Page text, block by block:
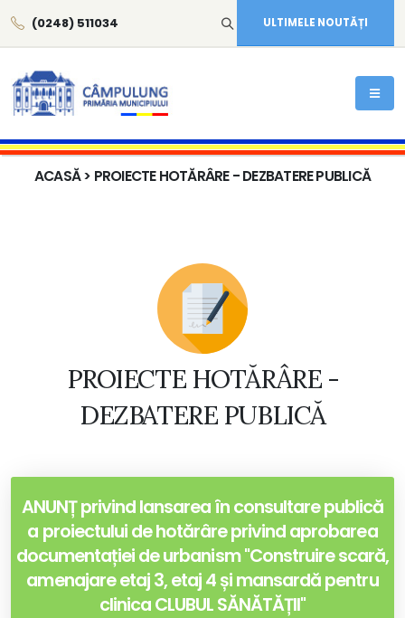
(0248) 511034 ULTIMELE NOUTĂȚI
ACASĂ> PROIECTE HOTĂRÂRE - DEZBATERE PUBLICĂ
PROIECTE HOTĂRÂRE -
DEZBATERE PUBLICĂ
ANUNȚ privind lansarea în consultare publică
a proiectului de hotărâre privind aprobarea
documentației de urbanism "Construire scară,
amenajare etaj 3, etaj 4 și mansardă pentru
clinica CLUBUL SĂNĂTĂȚII"